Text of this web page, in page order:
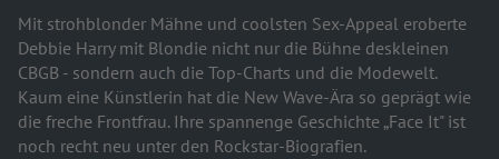
Mit strohblonder Mähne und coolsten Sex-Appeal eroberte
Debbie Harry mit Blondie nicht nur die Bühne deskleinen
CBGB - sondern auch die Top-Charts und die Modewelt.
Kaum eine Künstlerin hat die New Wave-Ära so geprägt wie
die freche Frontfrau. Ihre spannenge Geschichte „Face It" ist
noch recht neu unter den Rockstar-Biografien.